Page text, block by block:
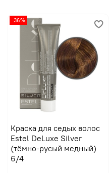
-36%
Краска для седых волос
Estel DeLuxe Silver
(тёмно-русый медный)
6/4